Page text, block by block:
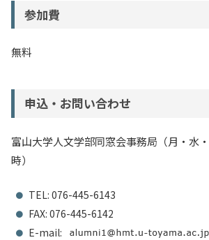
参加費
無料
申込・お問い合わせ
富山大学人文学部同窓会事務局（月・水
時）
TEL: 076-445-6143
FAX: 076-445-6142
E-mail: